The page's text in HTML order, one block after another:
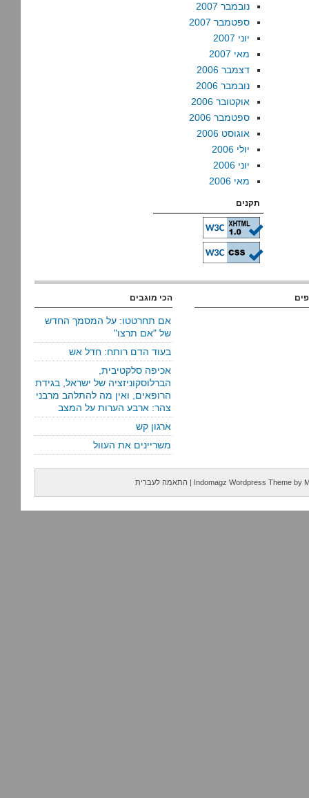
נובמבר 2007
ספטמבר 2007
יוני 2007
מאי 2007
דצמבר 2006
נובמבר 2006
אוקטובר 2006
ספטמבר 2006
אוגוסט 2006
יולי 2006
יוני 2006
מאי 2006
תקנים
הכי מוגבים
אם תחרטטו: על המסמך החדש
של "אם תרצו"
בעוד הדם רותח: חדל אש
אכיפה סלקטיבית,
הברלוסקוניזציה של ישראל, בגידת
הרופאים, ואין מה להתלהב מרבני
צהר: ארבע הערות על המצב
ארגון קש
משריינים את העוול
Indomagz Wordpress Theme by
| התאמה לעברית